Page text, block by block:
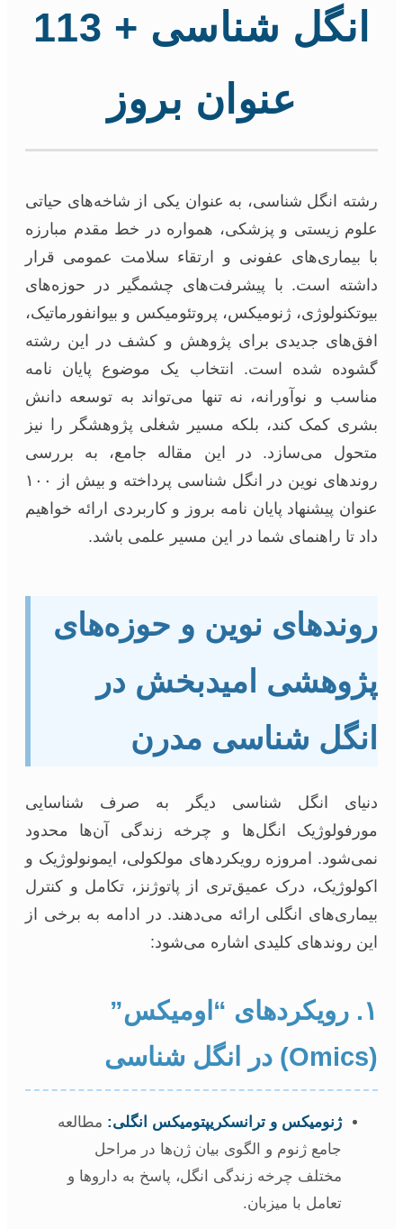
انگل شناسی + 113
عنوان بروز
انگل شناسی، به عنوان یکی از شاخه‌های حیاتی
زیستی و پزشکی، همواره در خط مقدم مبارزه
بیماری‌های عفونی و ارتقاء سلامت عمومی قرار
است. با پیشرفت‌های چشمگیر در حوزه‌های
ژنومیکس، پروتئومیکس و بیوانفورماتیک،
جدیدی برای پژوهش و کشف در این رشته
شده است. انتخاب یک موضوع پایان نامه
و نوآورانه، نه تنها می‌تواند به توسعه دانش
کمک کند، بلکه مسیر شغلی پژوهشگر را نیز
می‌سازد. در این مقاله جامع، به بررسی
روندهای نوین در انگل شناسی پرداخته و بیش از ۱۰۰
پیشنهاد پایان نامه بروز و کاربردی ارائه خواهیم
تا راهنمای شما در این مسیر علمی باشد.
نوین و حوزه‌های
امیدبخش در
شناسی مدرن
انگل شناسی دیگر به صرف شناسایی
انگل‌ها و چرخه زندگی آن‌ها محدود
امروزه رویکردهای مولکولی، ایمونولوژیک و
درک عمیق‌تری از پاتوژنز، تکامل و کنترل
انگلی ارائه می‌دهند. در ادامه به برخی از
روندهای کلیدی اشاره می‌شود:
۱. رویکردهای “اومیکس”
ژنومیکس و ترانسکریپتومیکس انگلی: مطالعه
جامع ژنوم و الگوی بیان ژن‌ها در مراحل
مختلف چرخه زندگی انگل، پاسخ به داروها و
تعامل با میزبان.